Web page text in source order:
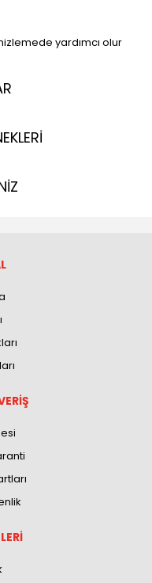
yardımcı olur